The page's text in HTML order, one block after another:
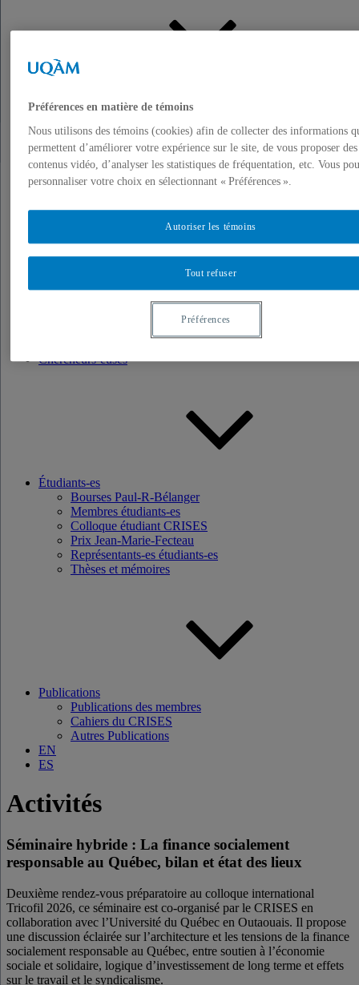
Événements à venir
Colloque international CRISES
Perspectives et dialogue
Vidéos et baladodiffusions
Recherche
Axes de recherche
Chercheurs-euses
Étudiants-es
Bourses Paul-R-Bélanger
Membres étudiants-es
Colloque étudiant CRISES
Prix Jean-Marie-Fecteau
Représentants-es étudiants-es
Thèses et mémoires
Publications
Publications des membres
Cahiers du CRISES
Autres Publications
EN
ES
Activités
Séminaire hybride : La finance socialement
responsable au Québec, bilan et état des lieux
Deuxième rendez-vous préparatoire au colloque international
Tricofil 2026, ce séminaire est co-organisé par le CRISES en
collaboration avec l’Université du Québec en Outaouais. Il propose
une discussion éclairée sur l’architecture et les tensions de la finance
socialement responsable au Québec, entre soutien à l’économie
sociale et solidaire, logique d’investissement de long terme et effets
sur le travail et le syndicalisme.
Préférences en matière de témoins
Nous utilisons des témoins (cookies) afin de collecter des informations
permettent d’améliorer votre expérience sur le site, de vous proposer des
contenus vidéo, d’analyser les statistiques de fréquentation, etc. Vous
personnaliser votre choix en sélectionnant « Préférences ».
Tout refuser
Autoriser les témoins
Préférences